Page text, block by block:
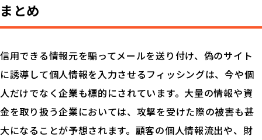
まとめ
信用できる情報元を騙ってメールを送り付け、偽のサイト
に誘導して個人情報を入力させるフィッシングは、今や個
人だけでなく企業も標的にされています。大量の情報や資
金を取り扱う企業においては、攻撃を受けた際の被害も甚
大になることが予想されます。顧客の個人情報流出や、財